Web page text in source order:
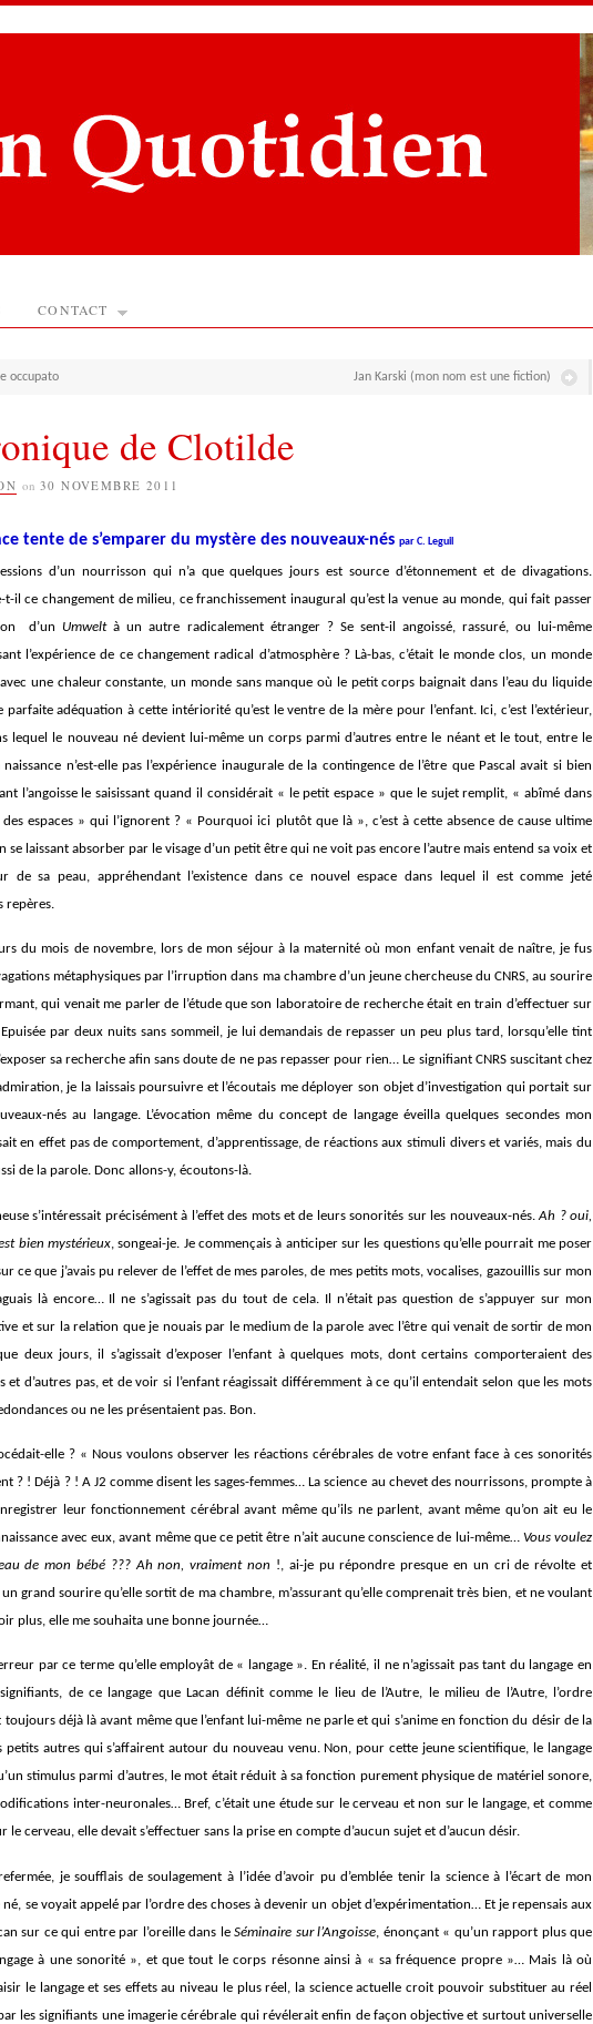
CONTACT
occupato Jan Karski (mon nom est une fiction)
de Clotilde
on 30 NOVEMBRE 2011
tente de s’emparer du mystère des nouveaux-nés par C. Leguil
d’un nourrisson qui n’a que quelques jours est source d’étonnement et de divagations.
t-il ce changement de milieu, ce franchissement inaugural qu’est la venue au monde, qui fait passer
d’un Umweltà un autre radicalement étranger ? Se sent-il angoissé, rassuré, ou lui-même
l’expérience de ce changement radical d’atmosphère ? Là-bas, c’était le monde clos, un monde
une chaleur constante, un monde sans manque où le petit corps baignait dans l’eau du liquide
adéquation à cette intériorité qu’est le ventre de la mère pour l’enfant. Ici, c’est l’extérieur,
lequel le nouveau né devient lui-même un corps parmi d’autres entre le néant et le tout, entre le
naissance n’est-elle pas l’expérience inaugurale de la contingence de l’être que Pascal avait si bien
l’angoisse le saisissant quand il considérait « le petit espace » que le sujet remplit, « abîmé dans
des espaces » qui l’ignorent ? « Pourquoi ici plutôt que là », c’est à cette absence de cause ultime
se laissant absorber par le visage d’un petit être qui ne voit pas encore l’autre mais entend sa voix et
de sa peau, appréhendant l’existence dans ce nouvel espace dans lequel il est comme jeté
repères.
du mois de novembre, lors de mon séjour à la maternité où mon enfant venait de naître, je fus
métaphysiques par l’irruption dans ma chambre d’un jeune chercheuse du CNRS, au sourire
qui venait me parler de l’étude que son laboratoire de recherche était en train d’effectuer sur
Epuisée par deux nuits sans sommeil, je lui demandais de repasser un peu plus tard, lorsqu’elle tint
sa recherche afin sans doute de ne pas repasser pour rien… Le signifiant CNRS suscitant chez
je la laissais poursuivre et l’écoutais me déployer son objet d’investigation qui portait sur
nés au langage. L’évocation même du concept de langage éveilla quelques secondes mon
en effet pas de comportement, d’apprentissage, de réactions aux stimuli divers et variés, mais du
de la parole. Donc allons-y, écoutons-là.
s’intéressait précisément à l’effet des mots et de leurs sonorités sur les nouveaux-nés.Ah ? oui,
bien mystérieux, songeai-je. Je commençais à anticiper sur les questions qu’elle pourrait me poser
ce que j’avais pu relever de l’effet de mes paroles, de mes petits mots, vocalises, gazouillis sur mon
là encore… Il ne s’agissait pas du tout de cela. Il n’était pas question de s’appuyer sur mon
et sur la relation que je nouais par le medium de la parole avec l’être qui venait de sortir de mon
deux jours, il s’agissait d’exposer l’enfant à quelques mots, dont certains comporteraient des
et d’autres pas, et de voir si l’enfant réagissait différemment à ce qu’il entendait selon que les mots
ou ne les présentaient pas. Bon.
elle ? « Nous voulons observer les réactions cérébrales de votre enfant face à ces sonorités
? ! Déjà ? ! A J2 comme disent les sages-femmes… La science au chevet des nourrissons, prompte à
leur fonctionnement cérébral avant même qu’ils ne parlent, avant même qu’on ait eu le
avec eux, avant même que ce petit être n’ait aucune conscience de lui-même… Vous voulez
de mon bébé ??? Ah non, vraiment non !, ai-je pu répondre presque en un cri de révolte et
un grand sourire qu’elle sortit de ma chambre, m’assurant qu’elle comprenait très bien, et ne voulant
plus, elle me souhaita une bonne journée…
par ce terme qu’elle employât de « langage ». En réalité, il ne n’agissait pas tant du langage en
de ce langage que Lacan définit comme le lieu de l’Autre, le milieu de l’Autre, l’ordre
déjà là avant même que l’enfant lui-même ne parle et qui s’anime en fonction du désir de la
petits autres qui s’affairent autour du nouveau venu. Non, pour cette jeune scientifique, le langage
stimulus parmi d’autres, le mot était réduit à sa fonction purement physique de matériel sonore,
inter-neuronales… Bref, c’était une étude sur le cerveau et non sur le langage, et comme
le cerveau, elle devait s’effectuer sans la prise en compte d’aucun sujet et d’aucun désir.
je soufflais de soulagement à l’idée d’avoir pu d’emblée tenir la science à l’écart de mon
se voyait appelé par l’ordre des choses à devenir un objet d’expérimentation… Et je repensais aux
sur ce qui entre par l’oreille dans le Séminaire sur l’Angoisse, énonçant « qu’un rapport plus que
à une sonorité », et que tout le corps résonne ainsi à « sa fréquence propre »… Mais là où
le langage et ses effets au niveau le plus réel, la science actuelle croit pouvoir substituer au réel
les signifiants une imagerie cérébrale qui révélerait enfin de façon objective et surtout universelle